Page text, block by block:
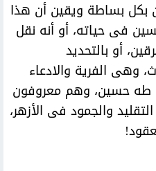
بكل بساطة ويقين أن هذا
فى حياته، أو أنه نقل
أو بالتحديد
وهى الفرية والادعاء
طه حسين، وهم معروفون
والجمود فى الأزهر،